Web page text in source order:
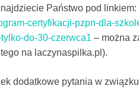
Państwo pod linkiem:
certyfikacji-pzpn-dla-
do-30-czerwca1 – można
na laczynaspilka.pl).
dodatkowe pytania w